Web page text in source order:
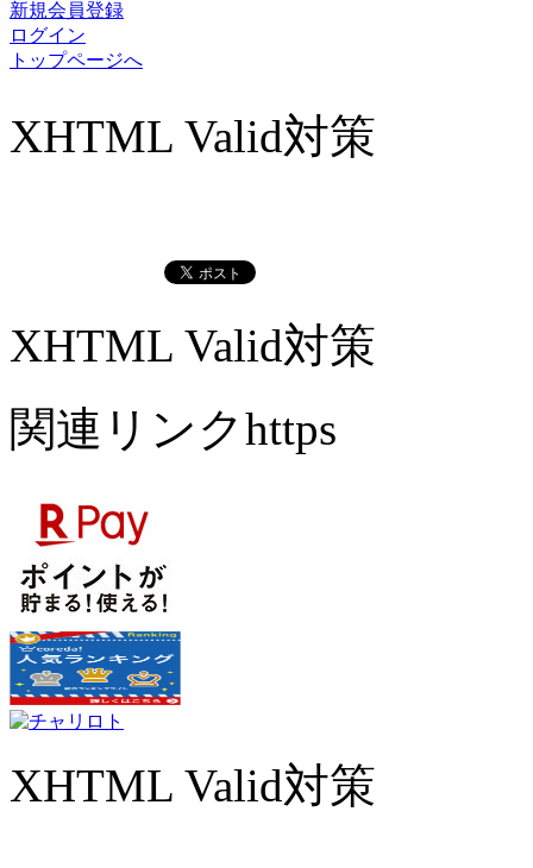
新規会員登録
ログイン
トップページへ
XHTML Valid対策
XHTML Valid対策
関連リンクhttps
XHTML Valid対策